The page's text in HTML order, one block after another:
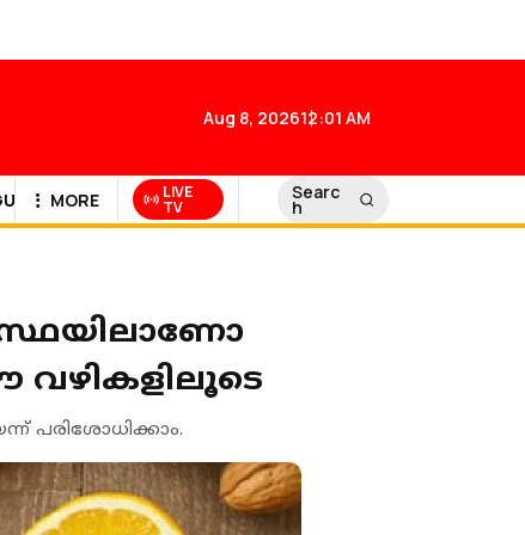
Aug 8, 202612:01 AM
NEWS
MORE LIVE
TV
Searc
h
വഴികളിലൂടെ
പരിശോധിക്കാം.